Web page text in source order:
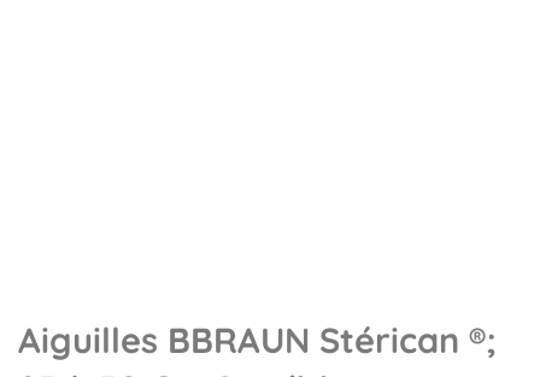
Aiguilles BBRAUN Stérican ®;